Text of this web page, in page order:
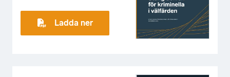
Ladda ner